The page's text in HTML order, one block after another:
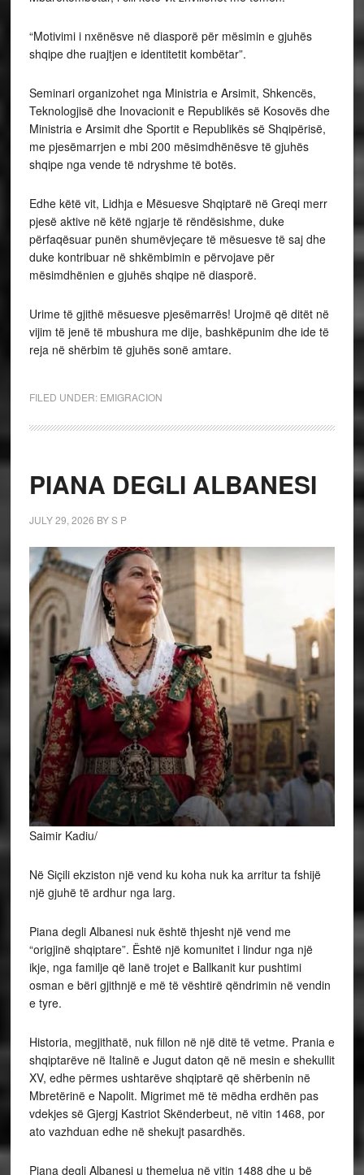
“Motivimi i nxënësve në diasporë për mësimin e gjuhës
shqipe dhe ruajtjen e identitetit kombëtar”.
Seminari organizohet nga Ministria e Arsimit, Shkencës,
Teknologjisë dhe Inovacionit e Republikës së Kosovës dhe
Ministria e Arsimit dhe Sportit e Republikës së Shqipërisë,
me pjesëmarrjen e mbi 200 mësimdhënësve të gjuhës
shqipe nga vende të ndryshme të botës.
Edhe këtë vit, Lidhja e Mësuesve Shqiptarë në Greqi merr
pjesë aktive në këtë ngjarje të rëndësishme, duke
përfaqësuar punën shumëvjeçare të mësuesve të saj dhe
duke kontribuar në shkëmbimin e përvojave për
mësimdhënien e gjuhës shqipe në diasporë.
Urime të gjithë mësuesve pjesëmarrës! Urojmë që ditët në
vijim të jenë të mbushura me dije, bashkëpunim dhe ide të
reja në shërbim të gjuhës sonë amtare.
FILED UNDER: EMIGRACION
PIANA DEGLI ALBANESI
JULY 29, 2026 BYS P
Saimir Kadiu/
Në Siçili ekziston një vend ku koha nuk ka arritur ta fshijë
një gjuhë të ardhur nga larg.
Piana degli Albanesi nuk është thjesht një vend me
“origjinë shqiptare”. Është një komunitet i lindur nga një
ikje, nga familje që lanë trojet e Ballkanit kur pushtimi
osman e bëri gjithnjë e më të vështirë qëndrimin në vendin
e tyre.
Historia, megjithatë, nuk fillon në një ditë të vetme. Prania e
shqiptarëve në Italinë e Jugut daton që në mesin e shekullit
XV, edhe përmes ushtarëve shqiptarë që shërbenin në
Mbretërinë e Napolit. Migrimet më të mëdha erdhën pas
vdekjes së Gjergj Kastriot Skënderbeut, në vitin 1468, por
ato vazhduan edhe në shekujt pasardhës.
Piana degli Albanesi u themelua në vitin 1488 dhe u bë